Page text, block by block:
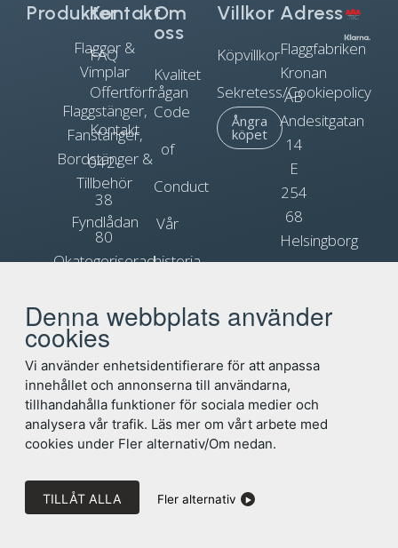
Denna webbplats använder
cookies
Vi använder enhetsidentifierare för att anpassa
innehållet och annonserna till användarna,
tillhandahålla funktioner för sociala medier och
analysera vår trafik. Läs mer om vårt arbete med
cookies under Fler alternativ/Om nedan.
TILLÅT ALLA Fler alternativ
Adress
Flaggfabriken
Kronan
AB
Andesitgatan
14
E
254
68
Helsingborg
0897
Kontakt
FAQ
Offertförfrågan
Kontakt
042-
38
80
info@flagga.com
Om
oss
Kvalitet
Code
of
Conduct
Vår
historia
Flaggregler
Villkor
Köpvillkor
Sekretess/Cookiepolicy
Ångra
köpet
Produkter
Flaggor &
Vimplar
Flaggstänger,
Fanstänger,
Bordstänger &
Tillbehör
Fyndlådan
Okategoriserad
Flaggfabriken Kronan AB